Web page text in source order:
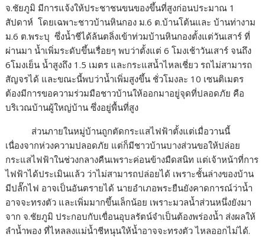
จ.ชัยภูมิ มีการแจ้งให้ประชาชนขนของขึ้นที่สูงก่อนประมาณ 1
สัปดาห์ โดยเฉพาะชาวบ้านหินกอง ม.6 ต.บ้านโต้นและ บ้านท่างาม
ม.6 ต.พระบุ ซึ่งน้ำชีได้ล้นตลิ่งเข้าท่วมบ้านหินกองตั้งแต่วันเสาร์ ที่
ผ่านมา น้ำเพิ่มระดับขึ้นเรื่อยๆ พบว่าตั้งแต่ 6 โมงเช้าวันเสาร์ จนถึง
6โมงเย็น น้ำสูงถึง 1.5 เมตร และกระแสน้ำไหลเชี่ยว รถไม่สามารถ
สัญจรได้ และขณะนี้พบว่าน้ำเพิ่มสูงขึ้น ชั่วโมงละ 10 เซนติเมตร
ต้องมีการขอความร่วมมือชาวบ้านให้ออกมาอยู่จุดที่ปลอดภัย คือ
บริเวณบ้านผู้ใหญ่บ้าน ซึ่งอยู่พื้นที่สูง
ส่วนภายในหมู่บ้านถูกตัดกระแสไฟฟ้าตั้งแต่เมื่อวานนี้
เนื่องจากห่วงความปลอดภัย แต่ก็มีชาวบ้านบางส่วนขอให้ปล่อย
กระแสไฟฟ้าในช่วงกลางคืนเพราะค่อนข้างมืดสนิท แต่เจ้าหน้าที่การ
ไฟฟ้าได้ประเมินแล้ว ว่าไม่สามารถปล่อยได้ เพราะชั้นล่างของบ้าน
มีปลั๊กไฟ อาจเป็นอันตรายได้ นายอำเภอพระยืนยังคาดการณ์ว่าน้ำ
อาจจะทรงตัว และเพิ่มมากขึ้นเล็กน้อย เพราะมวลน้ำส่วนหนึ่งยังมา
จาก จ.ชัยภูมิ ประกอบกับเขื่อนอุบลรัตน์จำเป็นต้องพร่องน้ำ ส่งผลให้
ลำน้ำพอง ที่ไหลลงแม่น้ำชีหนุนให้น้ำอาจจะทรงตัว ไหลออกไม่ได้.